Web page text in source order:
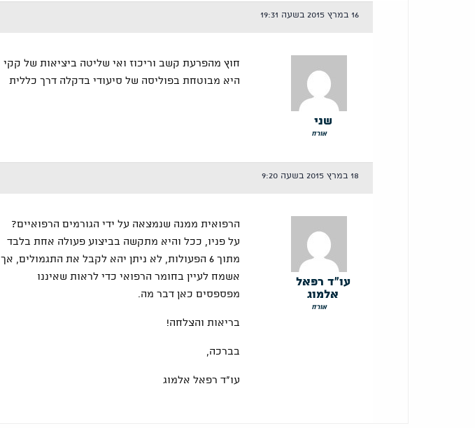
16 במרץ 2015 בשעה 19:31
שני
אורח
חוץ מהפרעת קשב וריכוז ואי שליטה ביציאות של קקי
היא מבוטחת בפוליסה של סיעודי בדקלה דרך כללית
18 במרץ 2015 בשעה 9:20
עו"ד רפאל
אלמוג
אורח
הרפואית ממנה שנמצאה על ידי הגורמים הרפואיים?
על פניו, ככל והיא מתקשה בביצוע פעולה אחת בלבד
מתוך 6 הפעולות, לא ניתן יהא לקבל את התגמולים, אך
אשמח לעיין בחומר הרפואי כדי לראות שאיננו
מפספסים כאן דבר מה.
בריאות והצלחה!
בברכה,
עו"ד רפאל אלמוג